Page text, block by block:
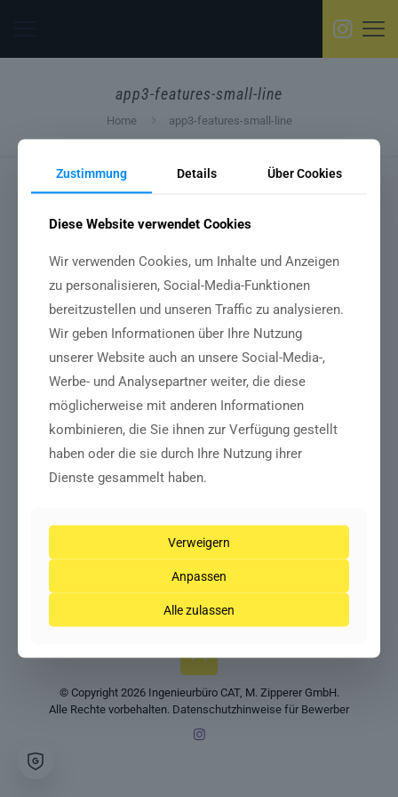
app3-features-small-line
Home app3-features-small-line
© Copyright 2026 Ingenieurbüro CAT, M. Zipperer GmbH.
Alle Rechte vorbehalten. Datenschutzhinweise für Bewerber
Zustimmung Details Über Cookies
Diese Website verwendet Cookies
Wir verwenden Cookies, um Inhalte und Anzeigen
zu personalisieren, Social-Media-Funktionen
bereitzustellen und unseren Traffic zu analysieren.
Wir geben Informationen über Ihre Nutzung
unserer Website auch an unsere Social-Media-,
Werbe- und Analysepartner weiter, die diese
möglicherweise mit anderen Informationen
kombinieren, die Sie ihnen zur Verfügung gestellt
haben oder die sie durch Ihre Nutzung ihrer
Dienste gesammelt haben.
Verweigern
Anpassen
Alle zulassen